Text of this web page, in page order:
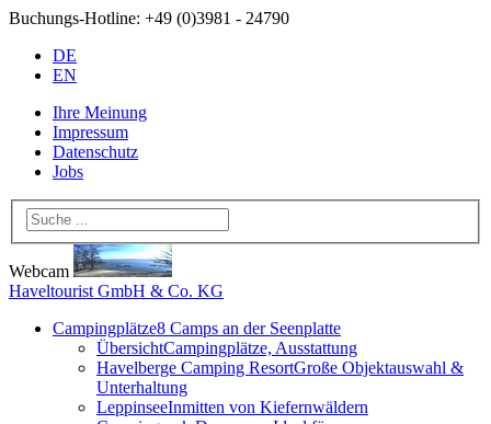
Buchungs-Hotline: +49 (0)3981 - 24790
DE
EN
Ihre Meinung
Impressum
Datenschutz
Jobs
Webcam
Haveltourist GmbH & Co. KG
Campingplätze8 Camps an der Seenplatte
ÜbersichtCampingplätze, Ausstattung
Havelberge Camping ResortGroße Objektauswahl &
Unterhaltung
LeppinseeInmitten von Kiefernwäldern